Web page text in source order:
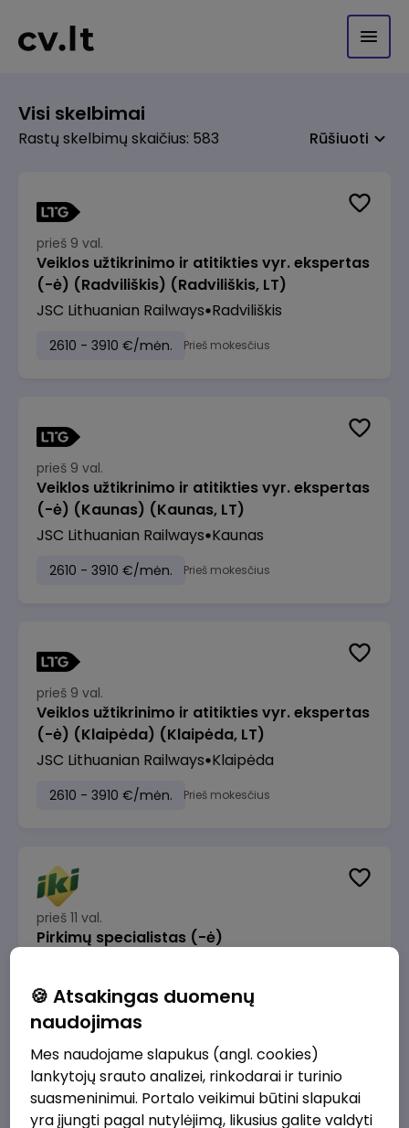
Visi skelbimai
Rastų skelbimų skaičius: 583 Rūšiuoti
prieš 9 val.
Veiklos užtikrinimo ir atitikties vyr. ekspertas
(-ė) (Radviliškis) (Radviliškis, LT)
JSC Lithuanian Railways Radviliškis
2610 - 3910 €/mėn. Prieš mokesčius
prieš 9 val.
Veiklos užtikrinimo ir atitikties vyr. ekspertas
(-ė) (Kaunas) (Kaunas, LT)
JSC Lithuanian Railways Kaunas
2610 - 3910 €/mėn. Prieš mokesčius
prieš 9 val.
Veiklos užtikrinimo ir atitikties vyr. ekspertas
(-ė) (Klaipėda) (Klaipėda, LT)
JSC Lithuanian Railways Klaipėda
2610 - 3910 €/mėn. Prieš mokesčius
prieš 11 val.
Pirkimų specialistas (-ė)
1600 - 1900 €/mėn. Prieš mokesčius
prieš 11 val.
🍪 Atsakingas duomenų
naudojimas
Mes naudojame slapukus (angl. cookies)
lankytojų srauto analizei, rinkodarai ir turinio
suasmeninimui. Portalo veikimui būtini slapukai
yra įjungti pagal nutylėjimą, likusius galite valdyti